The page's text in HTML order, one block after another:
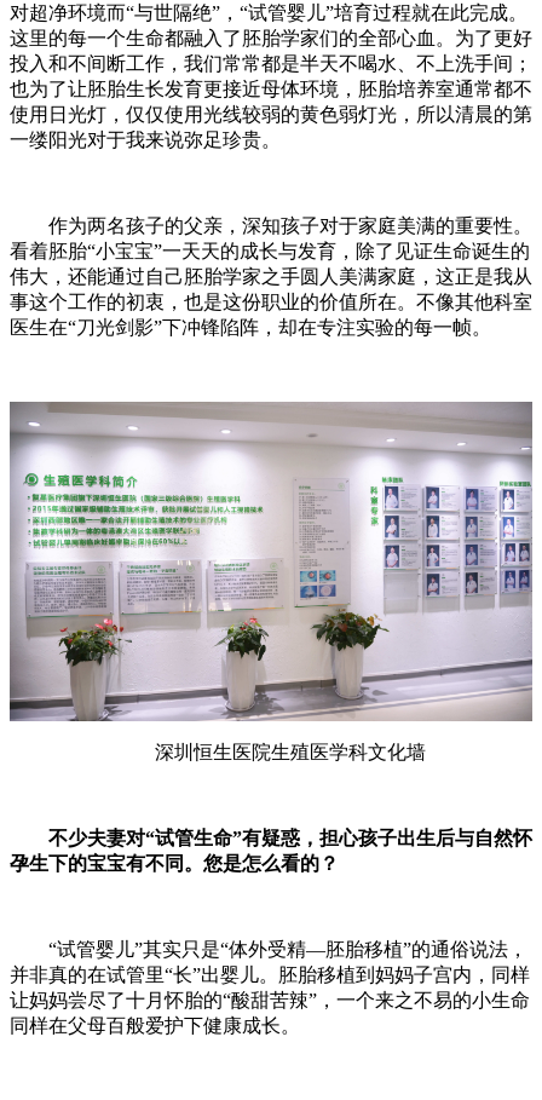
对超净环境而“与世隔绝”，“试管婴儿”培育过程就在此完成。
这里的每一个生命都融入了胚胎学家们的全部心血。为了更好
投入和不间断工作，我们常常都是半天不喝水、不上洗手间；
也为了让胚胎生长发育更接近母体环境，胚胎培养室通常都不
使用日光灯，仅仅使用光线较弱的黄色弱灯光，所以清晨的第
一缕阳光对于我来说弥足珍贵。
作为两名孩子的父亲，深知孩子对于家庭美满的重要性。
看着胚胎“小宝宝”一天天的成长与发育，除了见证生命诞生的
伟大，还能通过自己胚胎学家之手圆人美满家庭，这正是我从
事这个工作的初衷，也是这份职业的价值所在。不像其他科室
医生在“刀光剑影”下冲锋陷阵，却在专注实验的每一帧。
深圳恒生医院生殖医学科文化墙
不少夫妻对“试管生命”有疑惑，担心孩子出生后与自然怀
孕生下的宝宝有不同。您是怎么看的？
“试管婴儿”其实只是“体外受精—胚胎移植”的通俗说法，
并非真的在试管里“长”出婴儿。胚胎移植到妈妈子宫内，同样
让妈妈尝尽了十月怀胎的“酸甜苦辣”，一个来之不易的小生命
同样在父母百般爱护下健康成长。